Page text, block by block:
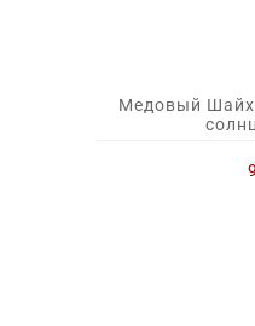
Медовый